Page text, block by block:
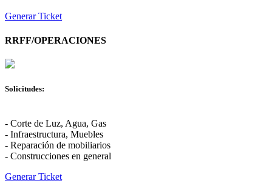
Generar Ticket
RRFF/OPERACIONES
Solicitudes:
- Corte de Luz, Agua, Gas
- Infraestructura, Muebles
- Reparación de mobiliarios
- Construcciones en general
Generar Ticket